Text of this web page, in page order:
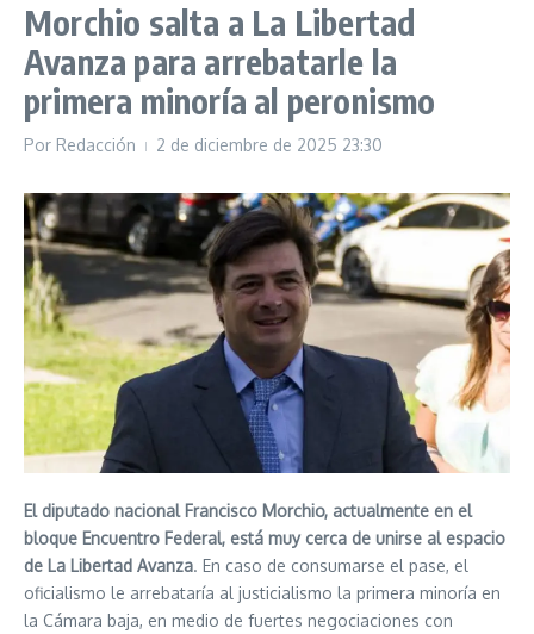
Morchio salta a La Libertad
Avanza para arrebatarle la
primera minoría al peronismo
Por Redacción 2 de diciembre de 2025 23:30
El diputado nacional Francisco Morchio, actualmente en el
bloque Encuentro Federal, está muy cerca de unirse al espacio
de La Libertad Avanza. En caso de consumarse el pase, el
oficialismo le arrebataría al justicialismo la primera minoría en
la Cámara baja, en medio de fuertes negociaciones con